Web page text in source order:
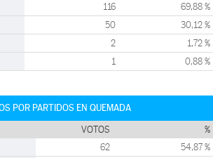
116 69,88 %
50 30,12 %
2 1,72 %
1 0,88 %
POR PARTIDOS EN QUEMADA
VOTOS %
62 54,87 %